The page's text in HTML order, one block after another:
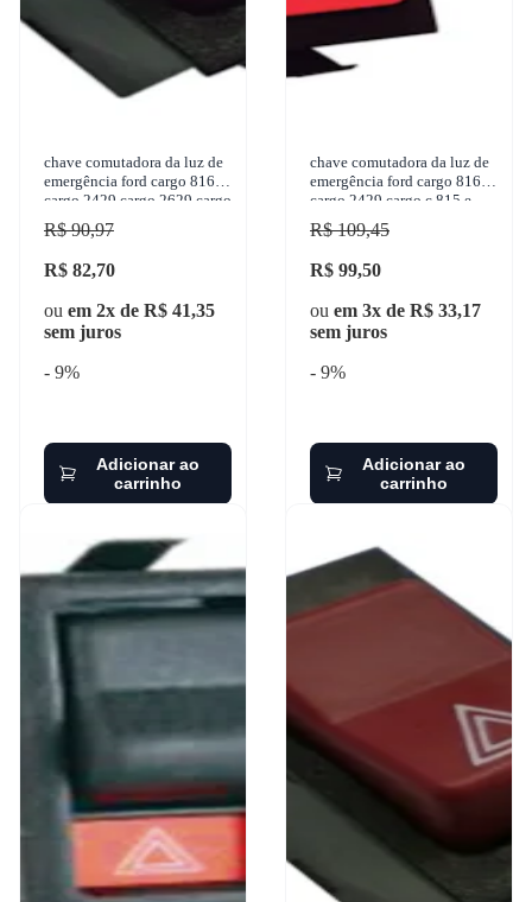
chave comutadora da luz de
emergência ford cargo 816
cargo 2429 cargo 2629 cargo
2428 e cargo 2006-2018
marilia - im1130
R$ 90,97
R$ 82,70
ou em 2x de R$ 41,35
sem juros
- 9%
Adicionar ao
carrinho
chave comutadora da luz de
emergência ford cargo 816
cargo 2429 cargo c 815 e
cargo 2629 cargo 2428 e
2006-2018 kostal -
R$ 109,45
R$ 99,50
ou em 3x de R$ 33,17
sem juros
- 9%
Adicionar ao
carrinho